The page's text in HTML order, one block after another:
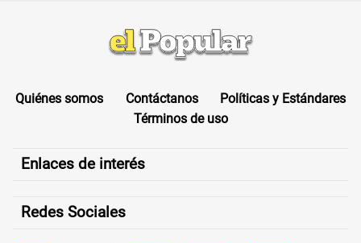
Quiénes somos Contáctanos
Políticas y Estándares
Términos de uso
Enlaces de interés
Redes Sociales